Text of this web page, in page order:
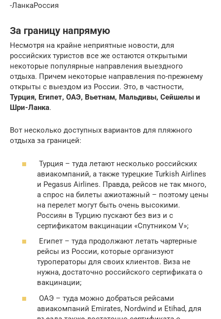
-ЛанкаРоссия
За границу напрямую
Несмотря на крайне неприятные новости, для
российских туристов все же остаются открытыми
некоторые популярные направления выездного
отдыха. Причем некоторые направления по-прежнему
открыты с выездом из России. Это, в частности,
Турция, Египет, ОАЭ, Вьетнам, Мальдивы, Сейшелы и
Шри-Ланка.
Вот несколько доступных вариантов для пляжного
отдыха за границей:
Турция – туда летают несколько российских
авиакомпаний, а также турецкие Turkish Airlines
и Pegasus Airlines. Правда, рейсов не так много,
а спрос на билеты ажиотажный – поэтому цены
на перелет могут быть очень высокими.
Россиян в Турцию пускают без виз и с
сертификатом вакцинации «Спутником V»;
Египет – туда продолжают летать чартерные
рейсы из России, которые организуют
туроператоры для своих клиентов. Виза не
нужна, достаточно российского сертификата о
вакцинации;
ОАЭ – туда можно добраться рейсами
авиакомпаний Emirates, Nordwind и Etihad, для